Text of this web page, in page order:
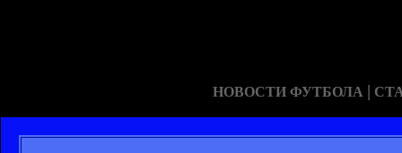
НОВОСТИ ФУТБОЛА |